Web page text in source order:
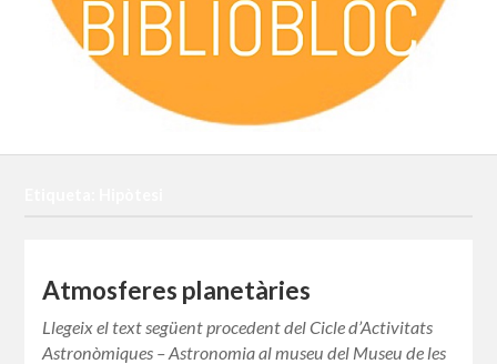
Atmosferes planetàries
Llegeix el text següent procedent del Cicle d’Activitats
Astronòmiques – Astronomia al museu del Museu de les